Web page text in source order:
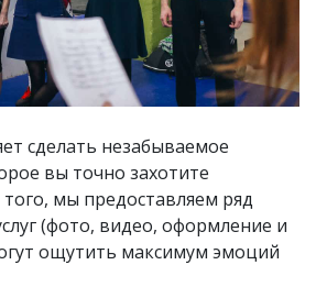
сделать незабываемое
вы точно захотите
мы предоставляем ряд
(фото, видео, оформление и
ощутить максимум эмоций